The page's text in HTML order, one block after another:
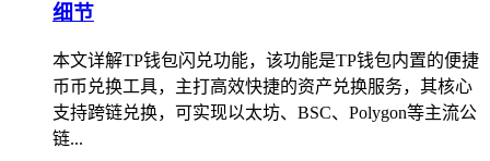
细节
本文详解TP钱包闪兑功能，该功能是TP钱包内置的便捷
币币兑换工具，主打高效快捷的资产兑换服务，其核心
支持跨链兑换，可实现以太坊、BSC、Polygon等主流公
链...